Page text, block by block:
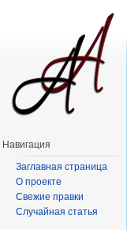
Навигация
Заглавная страница
О проекте
Свежие правки
Случайная статья